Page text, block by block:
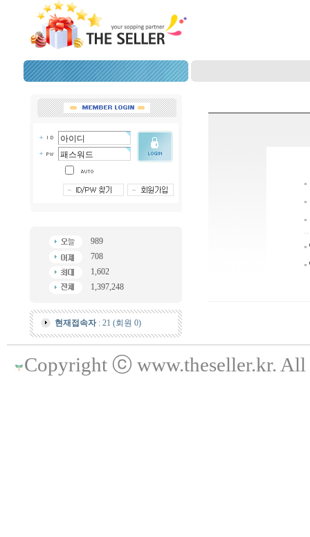
989
708
1,602
1,397,248
현재접속자: 21 (회원 0)
Copyright ⓒ www.theseller.kr. All